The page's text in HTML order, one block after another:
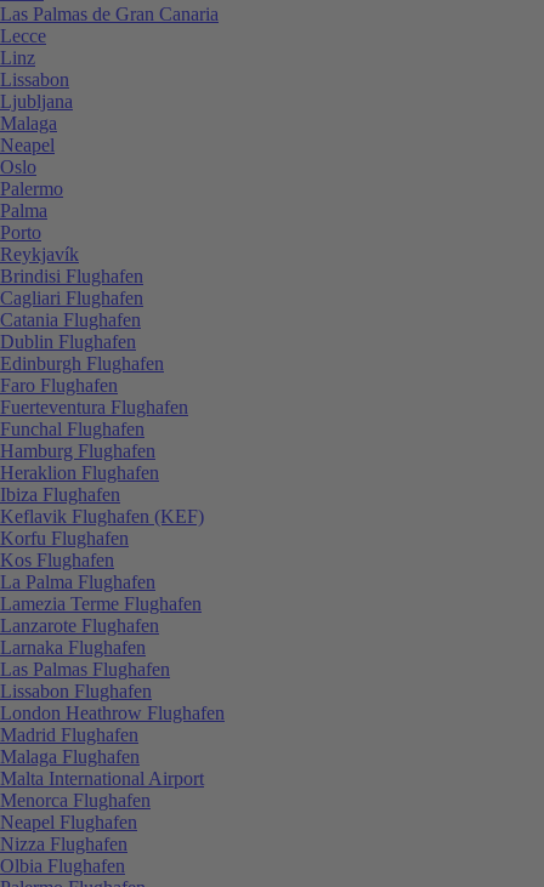
Las Palmas de Gran Canaria
Lecce
Linz
Lissabon
Ljubljana
Malaga
Neapel
Oslo
Palermo
Palma
Porto
Reykjavík
Brindisi Flughafen
Cagliari Flughafen
Catania Flughafen
Dublin Flughafen
Edinburgh Flughafen
Faro Flughafen
Fuerteventura Flughafen
Funchal Flughafen
Hamburg Flughafen
Heraklion Flughafen
Ibiza Flughafen
Keflavik Flughafen (KEF)
Korfu Flughafen
Kos Flughafen
La Palma Flughafen
Lamezia Terme Flughafen
Lanzarote Flughafen
Larnaka Flughafen
Las Palmas Flughafen
Lissabon Flughafen
London Heathrow Flughafen
Madrid Flughafen
Malaga Flughafen
Malta International Airport
Menorca Flughafen
Neapel Flughafen
Nizza Flughafen
Olbia Flughafen